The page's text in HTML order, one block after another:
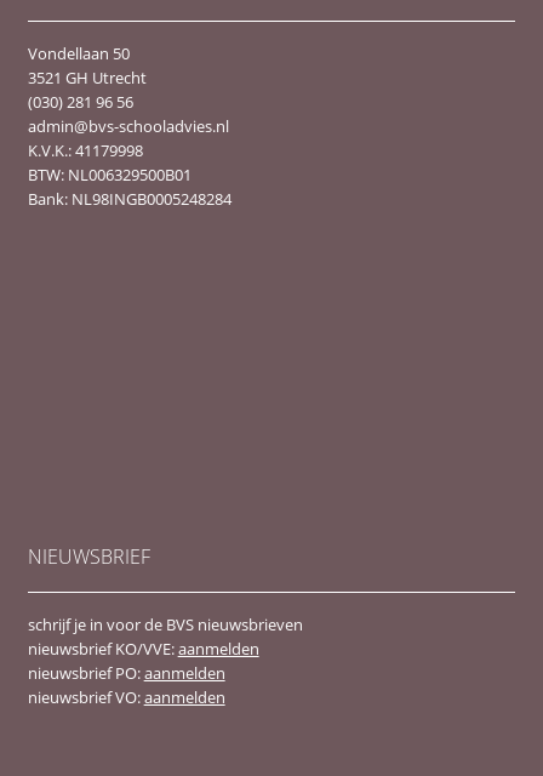
Vondellaan 50
3521 GH Utrecht
(030) 281 96 56
admin@bvs-schooladvies.nl
K.V.K.: 41179998
BTW: NL006329500B01
Bank: NL98INGB0005248284
NIEUWSBRIEF
schrijf je in voor de BVS nieuwsbrieven
nieuwsbrief KO/VVE:aanmelden
nieuwsbrief PO:aanmelden
nieuwsbrief VO:aanmelden